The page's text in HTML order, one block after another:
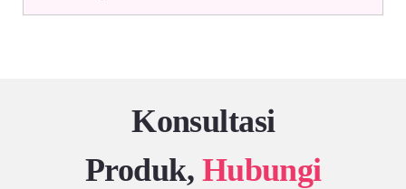
Konsultasi
Produk, Hubungi